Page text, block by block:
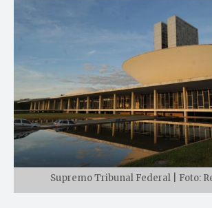
Supremo Tribunal Federal | Foto: